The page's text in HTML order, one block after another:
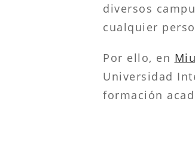
diversos
cualquier
Por ello, en
Universidad
formación